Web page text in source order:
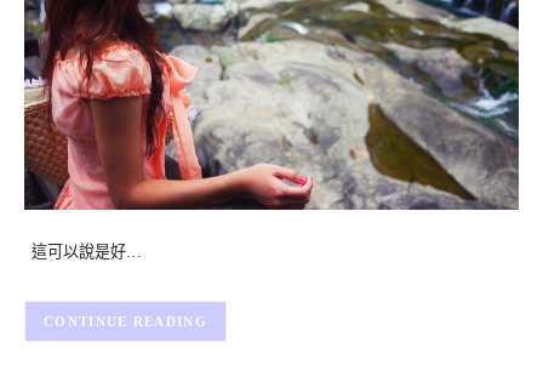
這可以說是好…
CONTINUE READING